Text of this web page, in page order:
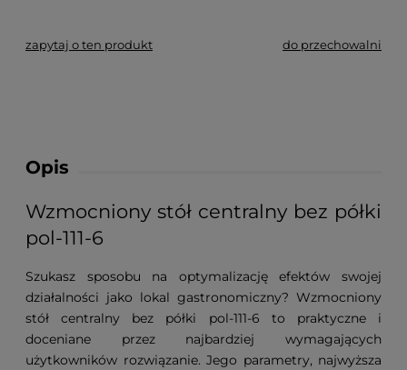
zapytaj o ten produkt do przechowalni
Opis
Wzmocniony stół centralny bez półki
pol-111-6
Szukasz sposobu na optymalizację efektów swojej
działalności jako lokal gastronomiczny? Wzmocniony
stół centralny bez półki pol-111-6 to praktyczne i
doceniane przez najbardziej wymagających
użytkowników rozwiązanie. Jego parametry, najwyższa